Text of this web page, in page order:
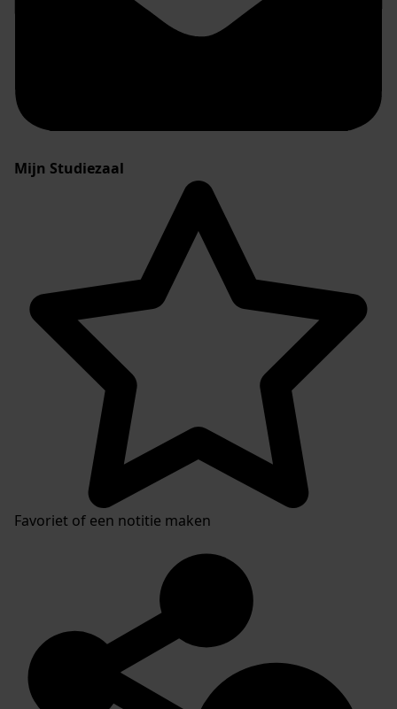
Mijn Studiezaal
Favoriet of een notitie maken